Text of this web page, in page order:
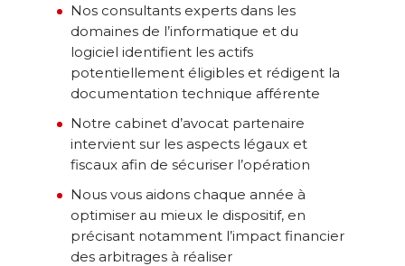
Nos consultants experts dans les
domaines de l’informatique et du
logiciel identifient les actifs
potentiellement éligibles et rédigent la
documentation technique afférente
Notre cabinet d’avocat partenaire
intervient sur les aspects légaux et
fiscaux afin de sécuriser l’opération
Nous vous aidons chaque année à
optimiser au mieux le dispositif, en
précisant notamment l’impact financier
des arbitrages à réaliser